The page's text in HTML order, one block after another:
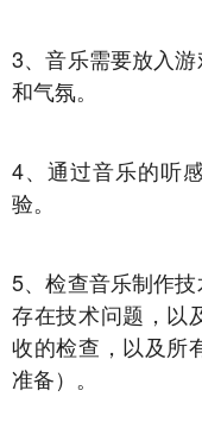
3、音乐需要放入
和气氛。
4、通过音乐的听
验。
5、检查音乐制作
存在技术问题，以
收的检查，以及所
准备）。